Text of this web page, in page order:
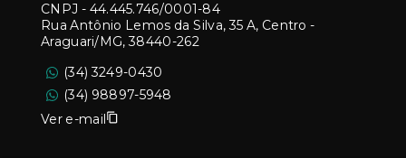
CNPJ - 44.445.746/0001-84
Rua Antônio Lemos da Silva, 35 A, Centro -
Araguari/MG, 38440-262
(34) 3249-0430
(34) 98897-5948
Ver e-mail